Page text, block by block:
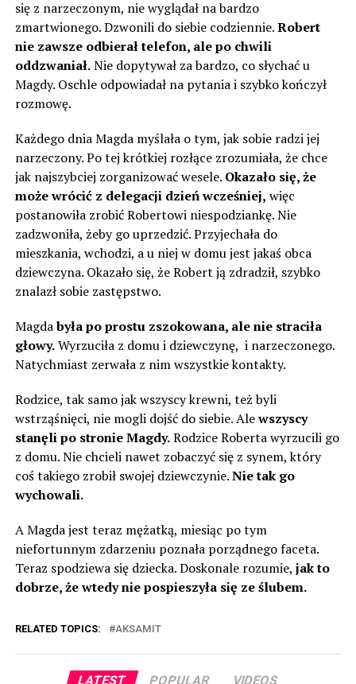
się z narzeczonym, nie wyglądał na bardzo
zmartwionego. Dzwonili do siebie codziennie.Robert
nie zawsze odbierał telefon, ale po chwili
oddzwaniał.Nie dopytywał za bardzo, co słychać u
Magdy. Oschle odpowiadał na pytania i szybko kończył
rozmowę.
Każdego dnia Magda myślała o tym, jak sobie radzi jej
narzeczony. Po tej krótkiej rozłące zrozumiała, że chce
jak najszybciej zorganizować wesele. Okazało się, że
może wrócić z delegacji dzień wcześniej, więc
postanowiła zrobić Robertowi niespodziankę. Nie
zadzwoniła, żeby go uprzedzić. Przyjechała do
mieszkania, wchodzi, a u niej w domu jest jakaś obca
dziewczyna. Okazało się, że Robert ją zdradził, szybko
znalazł sobie zastępstwo.
Magdabyła po prostu zszokowana, ale nie straciła
głowy.Wyrzuciła z domu i dziewczynę, i narzeczonego.
Natychmiast zerwała z nim wszystkie kontakty.
Rodzice, tak samo jak wszyscy krewni, też byli
wstrząśnięci, nie mogli dojść do siebie. Alewszyscy
stanęli po stronie Magdy.Rodzice Roberta wyrzucili go
z domu. Nie chcieli nawet zobaczyć się z synem, który
coś takiego zrobił swojej dziewczynie.Nie tak go
wychowali.
A Magda jest teraz mężatką, miesiąc po tym
niefortunnym zdarzeniu poznała porządnego faceta.
Teraz spodziewa się dziecka. Doskonale rozumie, jak to
dobrze, że wtedy nie pospieszyła się ze ślubem.
RELATED TOPICS: AKSAMIT
LATEST POPULAR VIDEOS